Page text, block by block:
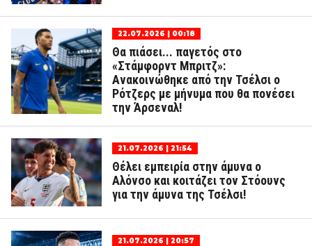
22.07.2026 | 00:18
Θα πιάσει... παγετός στο
«Στάμφορντ Μπριτζ»:
Ανακοινώθηκε από την Τσέλσι ο
Ρότζερς με μήνυμα που θα πονέσει
την Άρσεναλ!
21.07.2026 | 21:54
Θέλει εμπειρία στην άμυνα ο
Αλόνσο και κοιτάζει τον Στόουνς
για την άμυνα της Τσέλσι!
21.07.2026 | 20:57